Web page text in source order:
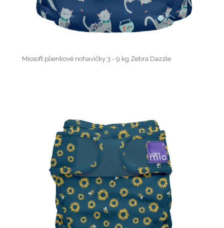
Miosoft plienkové nohavičky 3 - 9 kg Zebra Dazzle